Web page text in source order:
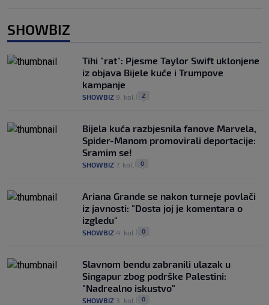
SHOWBIZ
Tihi "rat": Pjesme Taylor Swift uklonjene
iz objava Bijele kuće i Trumpove
kampanje
SHOWBIZ 9. kol. 2
Bijela kuća razbjesnila fanove Marvela,
Spider-Manom promovirali deportacije:
Sramim se!
SHOWBIZ 7. kol. 0
Ariana Grande se nakon turneje povlači
iz javnosti: "Dosta joj je komentara o
izgledu"
SHOWBIZ 4. kol. 0
Slavnom bendu zabranili ulazak u
Singapur zbog podrške Palestini:
"Nadrealno iskustvo"
SHOWBIZ 3. kol. 0